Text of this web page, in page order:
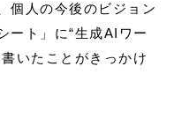
個人の今後のビジョン
ート」に“生成AIワー
いたことがきっかけ